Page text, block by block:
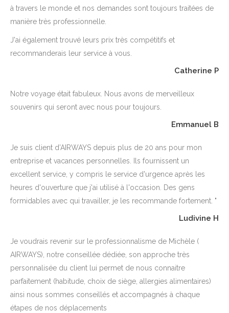
à travers le monde et nos demandes sont toujours traitées de
manière très professionnelle.
J'ai également trouvé leurs prix très compétitifs et
recommanderais leur service à vous.
Catherine P
Notre voyage était fabuleux. Nous avons de merveilleux
souvenirs qui seront avec nous pour toujours.
Emmanuel B
Je suis client d’AIRWAYS depuis plus de 20 ans pour mon
entreprise et vacances personnelles. Ils fournissent un
excellent service, y compris le service d'urgence après les
heures d'ouverture que j'ai utilisé à l'occasion. Des gens
formidables avec qui travailler, je les recommande fortement. "
Ludivine H
Je voudrais revenir sur le professionnalisme de Michèle (
AIRWAYS), notre conseillée dédiée, son approche très
personnalisée du client lui permet de nous connaitre
parfaitement (habitude, choix de siège, allergies alimentaires)
ainsi nous sommes conseillés et accompagnés à chaque
étapes de nos déplacements